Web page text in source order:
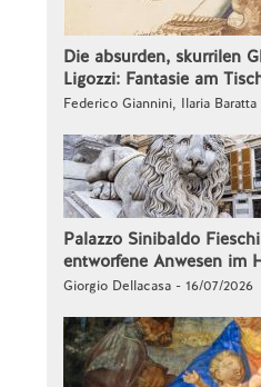
Die absurden, skurrilen
Ligozzi: Fantasie am
Federico Giannini, Ilaria
Palazzo Sinibaldo
entworfene Anwesen im
Giorgio Dellacasa - 16/07/2026